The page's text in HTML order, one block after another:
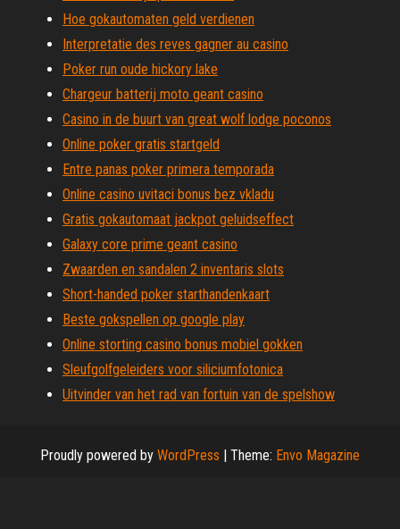
Hoe gokautomaten geld verdienen
Interpretatie des reves gagner au casino
Poker run oude hickory lake
Chargeur batterij moto geant casino
Casino in de buurt van great wolf lodge poconos
Online poker gratis startgeld
Entre panas poker primera temporada
Online casino uvitaci bonus bez vkladu
Gratis gokautomaat jackpot geluidseffect
Galaxy core prime geant casino
Zwaarden en sandalen 2 inventaris slots
Short-handed poker starthandenkaart
Beste gokspellen op google play
Online storting casino bonus mobiel gokken
Sleufgolfgeleiders voor siliciumfotonica
Uitvinder van het rad van fortuin van de spelshow
Proudly powered by WordPress | Theme: Envo Magazine